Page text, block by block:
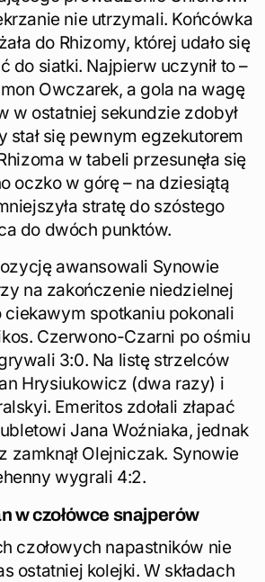
nie utrzymali. Końcówka
do Rhizomy, której udało się
do siatki. Najpierw uczynił to –
Owczarek, a gola na wagę
w ostatniej sekundzie zdobył
stał się pewnym egzekutorem
w tabeli przesunęła się
oczko w górę – na dziesiątą
stratę do szóstego
do dwóch punktów.
awansowali Synowie
na zakończenie niedzielnej
spotkaniu pokonali
Czerwono-Czarni po ośmiu
3:0. Na listę strzelców
Hrysiukowicz (dwa razy) i
Emeritos zdołali złapać
Jana Woźniaka, jednak
zamknął Olejniczak. Synowie
wygrali 4:2.
w czołówce snajperów
czołowych napastników nie
ostatniej kolejki. W składach